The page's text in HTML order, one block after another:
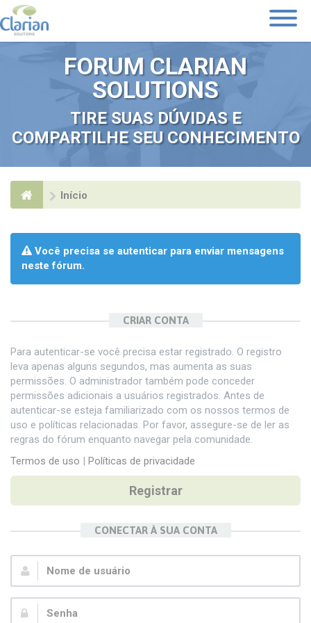
Toggle
FORUM CLARIAN
SOLUTIONS
TIRE SUAS DÚVIDAS E
COMPARTILHE SEU CONHECIMENTO
Início
Você precisa se autenticar para enviar mensagens
neste fórum.
CRIAR CONTA
Para autenticar-se você precisa estar registrado. O registro
leva apenas alguns segundos, mas aumenta as suas
permissões. O administrador também pode conceder
permissões adicionais a usuários registrados. Antes de
autenticar-se esteja familiarizado com os nossos termos de
uso e políticas relacionadas. Por favor, assegure-se de ler as
regras do fórum enquanto navegar pela comunidade.
Termos de uso | Políticas de privacidade
Registrar
CONECTAR À SUA CONTA
Nome
de
usuário:
Senha: